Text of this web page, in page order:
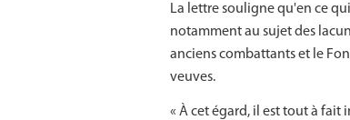
La lettre souligne qu'en ce
notamment au sujet des
anciens combattants et le
veuves.
« À cet égard, il est tout à fait